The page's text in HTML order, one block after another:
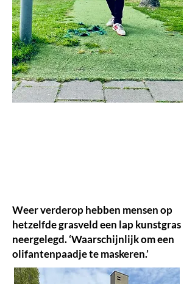
Weer verderop hebben mensen op
hetzelfde grasveld een lap kunstgras
neergelegd. ‘Waarschijnlijk om een
olifantenpaadje te maskeren.’